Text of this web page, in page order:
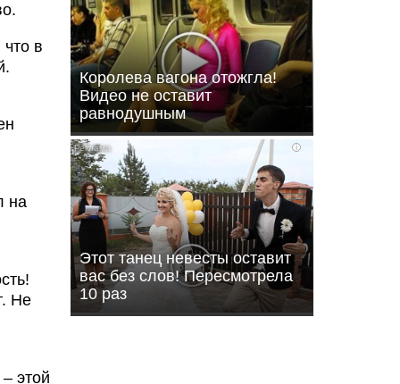
в
на
Не
этой
Королева вагона отожгла!
Видео не оставит
равнодушным
i
Этот танец невесты оставит
вас без слов! Пересмотрела
10 раз